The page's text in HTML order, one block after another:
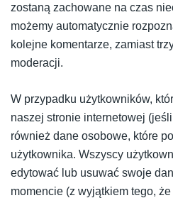
zostaną zachowane na czas
możemy automatycznie
kolejne komentarze, zamiast
moderacji.
W przypadku użytkowników,
naszej stronie internetowej
również dane osobowe, które
użytkownika. Wszyscy
edytować lub usuwać swoje
momencie (z wyjątkiem tego,